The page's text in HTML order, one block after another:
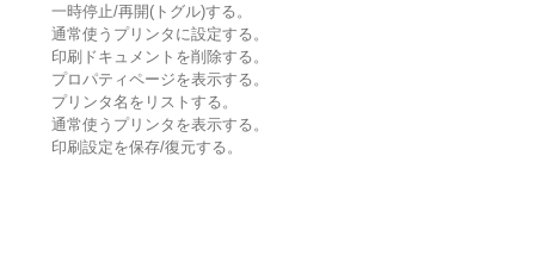
一時停止/再開(トグル)する。
通常使うプリンタに設定する。
印刷ドキュメントを削除する。
プロパティページを表示する。
プリンタ名をリストする。
通常使うプリンタを表示する。
印刷設定を保存/復元する。